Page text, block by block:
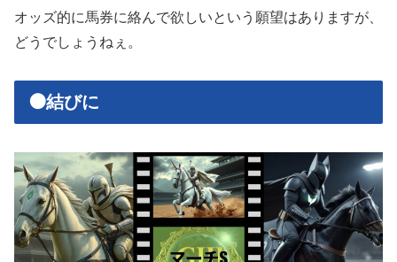
オッズ的に馬券に絡んで欲しいという願望はありますが、
どうでしょうねぇ。
🟠結びに